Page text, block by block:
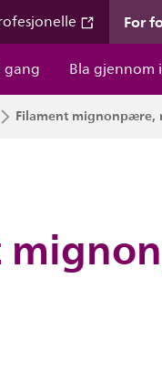
For
gang
Bla gjennom
Filament mignonpære,